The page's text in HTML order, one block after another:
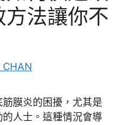
法讓你不
CHAN
膜炎的困擾，尤其是
人士。這種情況會導